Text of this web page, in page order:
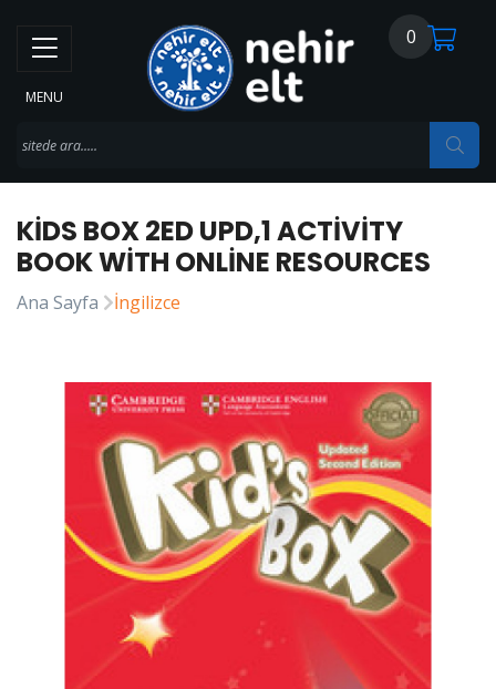
MENU
0
KIDS BOX 2ED UPD,1 ACTIVITY
BOOK WITH ONLINE RESOURCES
Ana Sayfa İngilizce